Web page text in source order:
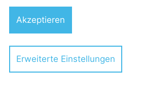
Akzeptieren
Erweiterte Einstellungen